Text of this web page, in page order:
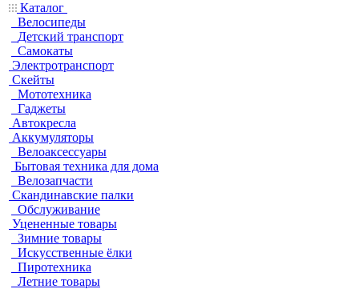
Каталог
Велосипеды
Детский транспорт
Самокаты
Электротранспорт
Скейты
Мототехника
Гаджеты
Автокресла
Аккумуляторы
Велоаксессуары
Бытовая техника для дома
Велозапчасти
Скандинавские палки
Обслуживание
Уцененные товары
Зимние товары
Искусственные ёлки
Пиротехника
Летние товары